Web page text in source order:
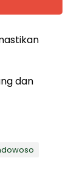
dan